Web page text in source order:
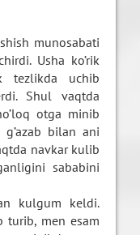
munosabati
Usha ko’rik
tezlikda uchib
Shul vaqtda
otga minib
bilan ani
navkar kulib
sababini
kulgum keldi.
turib, men esam